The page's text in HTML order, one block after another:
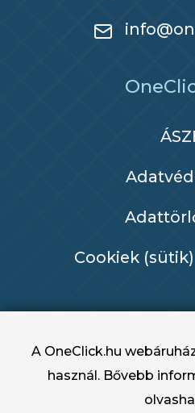
Cookiek
A OneClick.hu
használ. Bővebb